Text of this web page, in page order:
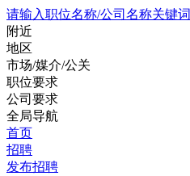
请输入职位名称/公司名称关键词
附近
地区
市场/媒介/公关
职位要求
公司要求
全局导航
首页
招聘
发布招聘